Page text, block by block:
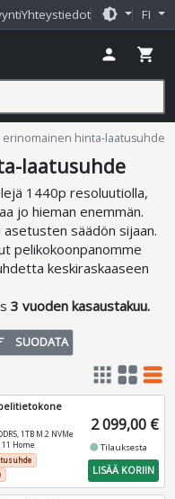
Yhteystiedot brightness_medium FI
person shopping_cart
erinomainen hinta-laatusuhde
laatusuhde
1440p resoluutiolla,
jo hieman enemmän.
säädön sijaan.
pelikokoonpanomme
keskiraskaaseen
3 vuoden kasaustakuu.
SUODATA
apps grid_view table_rows
1TB M.2 NVMe
11 Home
2 099,00 €
fiber_manual_recordTilauksesta
LISÄÄ KORIIN